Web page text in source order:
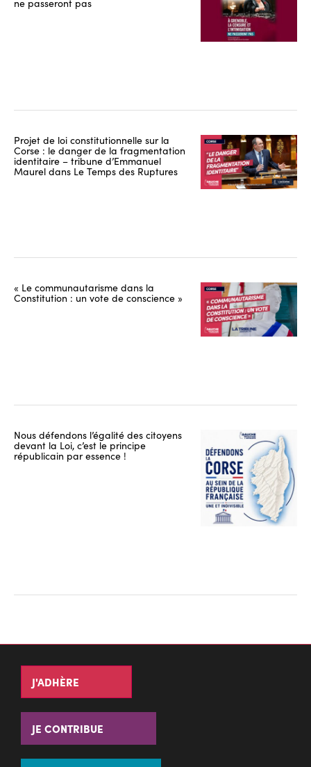
ne passeront pas
Projet de loi constitutionnelle sur la
Corse : le danger de la fragmentation
identitaire – tribune d’Emmanuel
Maurel dans Le Temps des Ruptures
« Le communautarisme dans la
Constitution : un vote de conscience »
Nous défendons l’égalité des citoyens
devant la Loi, c’est le principe
républicain par essence !
J'ADHÈRE
JE CONTRIBUE